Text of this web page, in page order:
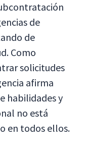
de
de
Como
solicitudes
afirma
habilidades y
no está
en todos ellos.